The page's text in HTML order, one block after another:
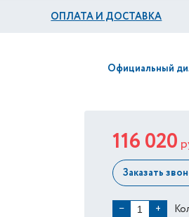
ОПЛАТА И ДОСТАВКА
Официальный
116 020
Заказать
− +